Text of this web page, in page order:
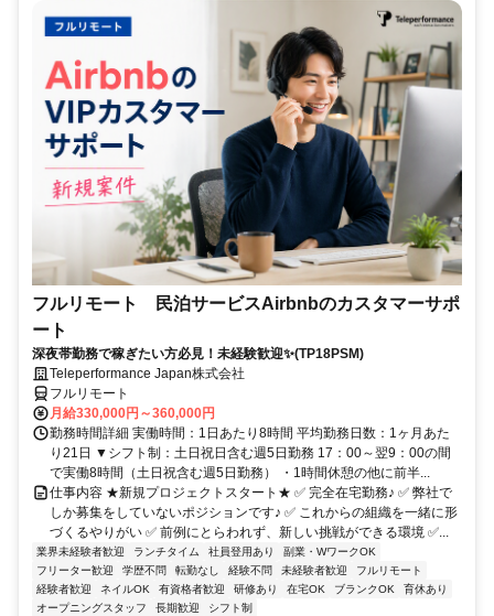
フルリモート 民泊サービスAirbnbのカスタマーサポ
ート
深夜帯勤務で稼ぎたい方必見！未経験歓迎✨(TP18PSM)
Teleperformance Japan株式会社
フルリモート
月給330,000円～360,000円
勤務時間詳細 実働時間：1日あたり8時間 平均勤務日数：1ヶ月あた
り21日 ▼シフト制：土日祝日含む週5日勤務 17：00～翌9：00の間
で実働8時間（土日祝含む週5日勤務） ・1時間休憩の他に前半...
仕事内容 ★新規プロジェクトスタート★ ✅ 完全在宅勤務♪ ✅ 弊社で
しか募集をしていないポジションです♪ ✅ これからの組織を一緒に形
づくるやりがい ✅ 前例にとらわれず、新しい挑戦ができる環境 ✅...
業界未経験者歓迎 ランチタイム 社員登用あり
副業・WワークOK
フリーター歓迎
学歴不問 転勤なし 経験不問 未経験者歓迎
フルリモート
経験者歓迎
ネイルOK 有資格者歓迎 研修あり 在宅OK ブランクOK
育休あり
オープニングスタッフ
長期歓迎 シフト制